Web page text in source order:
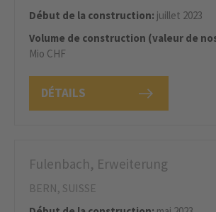
DÉTAILS
Début de la construction: juillet 2023
Volume de construction (valeur de
Mio CHF
Fulenbach, Erweiterung
BERN, SUISSE